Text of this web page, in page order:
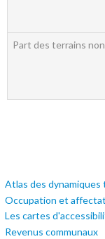
Atlas des
Occupation et
Les cartes
Revenus communaux
Part des terrains